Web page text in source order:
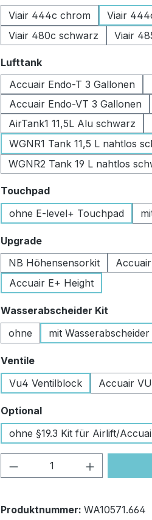
Viair 444c chrom
Viair
Viair 480c schwarz
Viair
Lufttankauswählen
Accuair Endo-T 3 Gallonen
Accuair Endo-VT 3 Gallonen
AirTank1 11,5L Alu schwarz
WGNR1 Tank 11,5 L nahtlos
WGNR2 Tank 19 L nahtlos
Touchpadauswählen
ohne E-level+ Touchpad
Upgradeauswählen
NB Höhensensorkit
Accuair E+ Height
Wasserabscheider Kit
ohne
mit Wasserabscheider
Ventileauswählen
Vu4 Ventilblock
Accuair
Optionalauswählen
ohne §19.3 Kit für Airlift/
Produkt Anzahl:
Produktnummer: WA10571.664